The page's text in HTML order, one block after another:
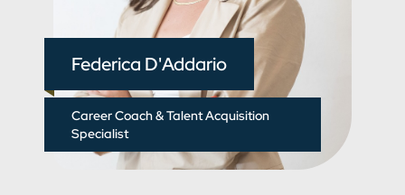
Federica D'Addario
Career Coach & Talent Acquisition
Specialist